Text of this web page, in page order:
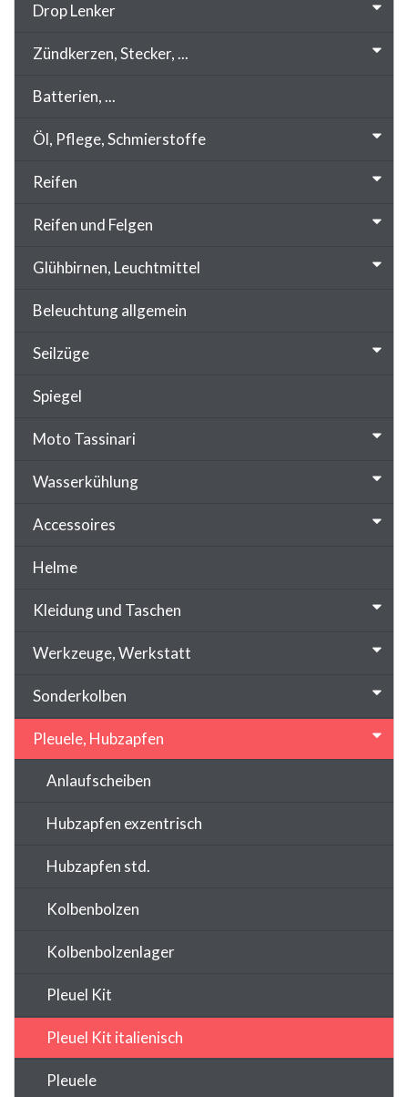
Drop Lenker
Zündkerzen, Stecker, ...
Batterien, ...
Öl, Pflege, Schmierstoffe
Reifen
Reifen und Felgen
Glühbirnen, Leuchtmittel
Beleuchtung allgemein
Seilzüge
Spiegel
Moto Tassinari
Wasserkühlung
Accessoires
Helme
Kleidung und Taschen
Werkzeuge, Werkstatt
Sonderkolben
Pleuele, Hubzapfen
Anlaufscheiben
Hubzapfen exzentrisch
Hubzapfen std.
Kolbenbolzen
Kolbenbolzenlager
Pleuel Kit
Pleuel Kit italienisch
Pleuele